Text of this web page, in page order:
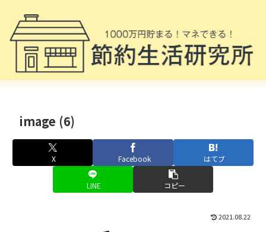
image (6)
X Facebook はてブ
LINE コピー
2021.08.22